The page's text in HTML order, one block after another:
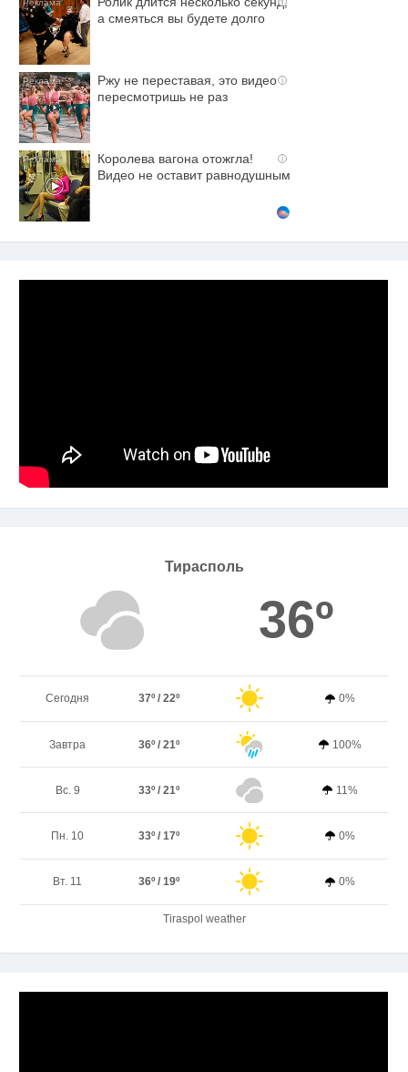
а смеяться вы будете долго
i
Ржу не переставая, это видео
пересмотришь не раз
i
Королева вагона отожгла!
Видео не оставит равнодушным
Тирасполь
36º
Сегодня 37º / 22º 0%
Завтра 36º / 21º 100%
Вс. 9 33º / 21º 11%
Пн. 10 33º / 17º 0%
Вт. 11 36º / 19º 0%
Tiraspol weather